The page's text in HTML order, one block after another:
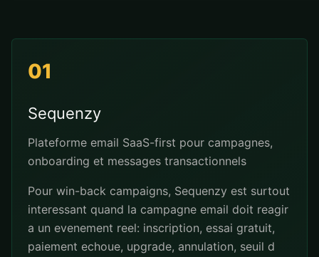
01
Sequenzy
Plateforme email SaaS-first pour campagnes,
onboarding et messages transactionnels
Pour win-back campaigns, Sequenzy est surtout
interessant quand la campagne email doit reagir
a un evenement reel: inscription, essai gratuit,
paiement echoue, upgrade, annulation, seuil d